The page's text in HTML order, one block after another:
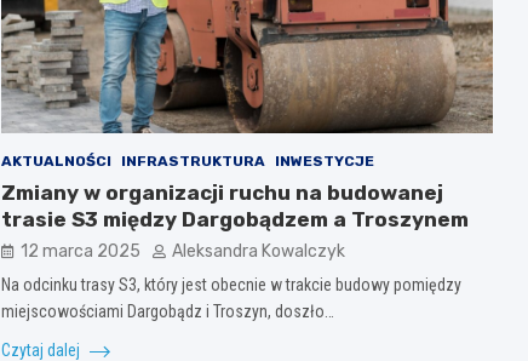
AKTUALNOŚCI INFRASTRUKTURA INWESTYCJE
Zmiany w organizacji ruchu na budowanej
trasie S3 między Dargobądzem a Troszynem
12 marca 2025 Aleksandra Kowalczyk
Na odcinku trasy S3, który jest obecnie w trakcie budowy pomiędzy
miejscowościami Dargobądz i Troszyn, doszło…
Czytaj dalej